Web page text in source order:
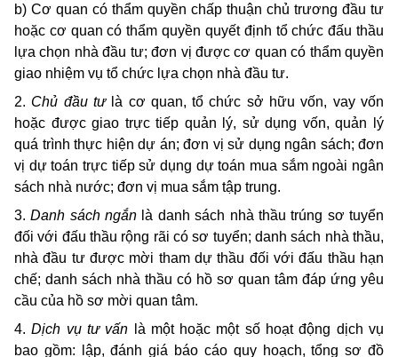
b) Cơ quan có thẩm quyền chấp thuận chủ trương đầu tư
hoặc cơ quan có thẩm quyền quyết định tổ chức đấu thầu
lựa chọn nhà đầu tư; đơn vị được cơ quan có thẩm quyền
giao nhiệm vụ tổ chức lựa chọn nhà đầu tư.
2. Chủ đầu tưlà cơ quan, tổ chức sở hữu vốn, vay vốn
hoặc được giao trực tiếp quản lý, sử dụng vốn, quản lý
quá trình thực hiện dự án; đơn vị sử dụng ngân sách; đơn
vị dự toán trực tiếp sử dụng dự toán mua sắm ngoài ngân
sách nhà nước; đơn vị mua sắm tập trung.
3. Danh sách ngắn là danh sách nhà thầu trúng sơ tuyển
đối với đấu thầu rộng rãi có sơ tuyển; danh sách nhà thầu,
nhà đầu tư được mời tham dự thầu đối với đấu thầu hạn
chế; danh sách nhà thầu có hồ sơ quan tâm đáp ứng yêu
cầu của hồ sơ mời quan tâm.
4. Dịch vụ tư vấn là một hoặc một số hoạt động dịch vụ
bao gồm: lập, đánh giá báo cáo quy hoạch, tổng sơ đồ